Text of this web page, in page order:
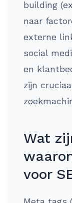
building
naar
externe
social
en
zijn
Wat
voor